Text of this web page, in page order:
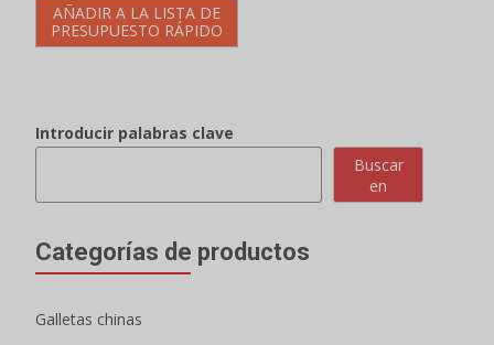
AÑADIR A LA LISTA DE
PRESUPUESTO RÁPIDO
Introducir palabras clave
Buscar
en
Categorías de productos
Galletas chinas